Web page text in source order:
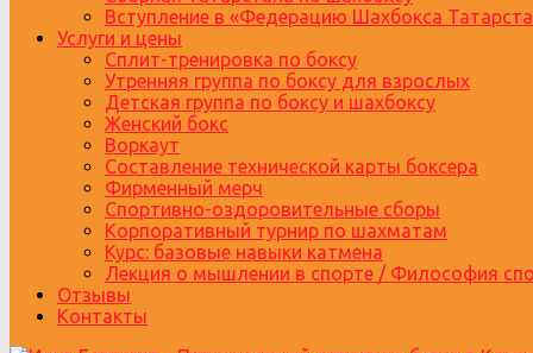
Вступление в «Федерацию Шахбокса
Услуги и цены
Сплит-тренировка по боксу
Утренняя группа по боксу для взрослых
Детская группа по боксу и шахбоксу
Женский бокс
Воркаут
Составление технической карты боксера
Фирменный мерч
Спортивно-оздоровительные сборы
Корпоративный турнир по шахматам
Курс: базовые навыки катмена
Лекция о мышлении в спорте / Философия
Отзывы
Контакты